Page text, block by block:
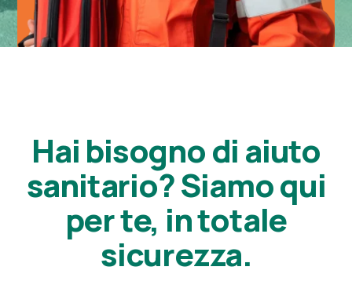
Hai bisogno di aiuto
sanitario? Siamo qui
per te, in totale
sicurezza.